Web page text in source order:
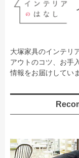
大塚家具のインテリ
アウトのコツ、お手
情報をお届けしてい